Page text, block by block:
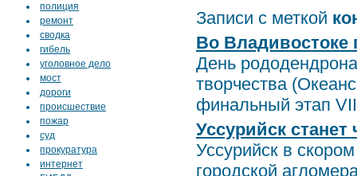
полиция
ремонт
сводка
гибель
уголовное дело
мост
дороги
происшествие
пожар
суд
прокуратура
интернет
Записи с меткой
Во Владивостоке
День
творчества
финальный этап
Уссурийск
Уссурийск в
городской